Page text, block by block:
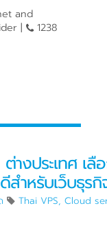
and
|
1238
ามรู้
ความรู้
างประเทศ เลือ
สำหรับเว็บธุรกิ
Thai VPS, Cloud